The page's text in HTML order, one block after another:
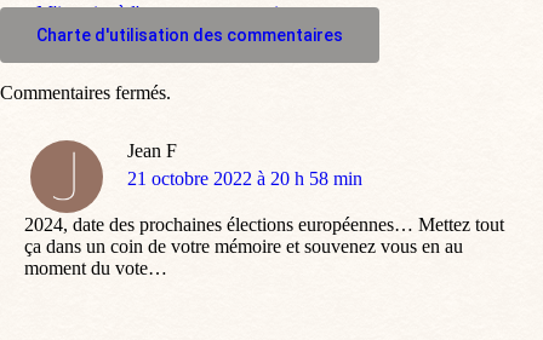
M'inscrire à l'espace commentaire
Charte d'utilisation des commentaires
Jean F
dit
21 octobre 2022 à 20 h 58 min
2024, date des prochaines élections européennes… Mettez tout
ça dans un coin de votre mémoire et souvenez vous en au
moment du vote…
Commentaires fermés.